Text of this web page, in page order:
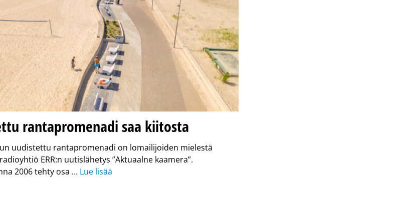
rantapromenadi saa kiitosta
uudistettu rantapromenadi on lomailijoiden mielestä
ERR:n uutislähetys ”Aktuaalne kaamera”.
2006 tehty osa … Lue lisää